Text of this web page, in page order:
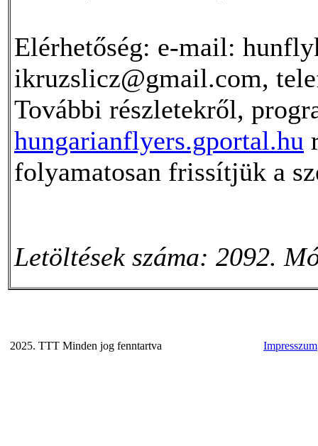
Elérhetőség: e-mail:
ikruzslicz@gmail.com,
További részletekről,
hungarianflyers.gportal.hu
folyamatosan frissítjük a
Letöltések száma: 2092.
2025. TTT Minden jog fenntartva Impresszum